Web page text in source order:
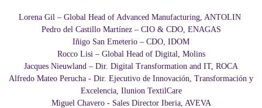
Lorena Gil – Global Head of Advanced Manufacturing, ANTOLIN
Pedro del Castillo Martínez – CIO & CDO, ENAGAS
Iñigo San Emeterio – CDO, IDOM
Rocco Lisi – Global Head of Digital, Molins
Jacques Nieuwland – Dir. Digital Transformation and IT, ROCA
Alfredo Mateo Perucha - Dir. Ejecutivo de Innovación, Transformación y
Excelencia, Ilunion TextilCare
Miguel Chavero - Sales Director Iberia, AVEVA